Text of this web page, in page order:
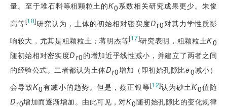
量。至于堆石料等粗颗粒土的K0系数相关研究成果更少。朱俊
高等[10]研究认为，土体的初始相对密实度Dr0对其力学性质影
响较大，尤其是粗颗粒土；蒋明杰等[17]研究表明，粗颗粒土K0
随初始相对密实度D r0的增加近乎线性减小，并建立了两者之间
的经验公式。二者都认为土体Dr0增加（即初始孔隙比e0减小）
会导致K0有减小的趋势。但是，蔡正银等[12]认为砂土K0值随
Dr0增加而逐渐增加。由此可见，对K0随初始孔隙比的变化规律